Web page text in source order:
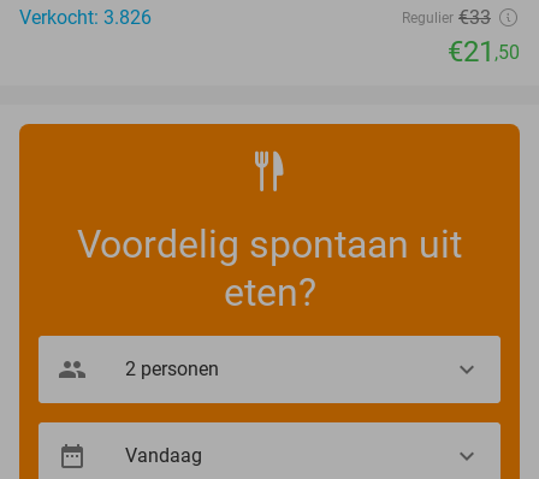
Verkocht: 3.826
Regulier €33
€21 ,50
Voordelig spontaan uit
eten?